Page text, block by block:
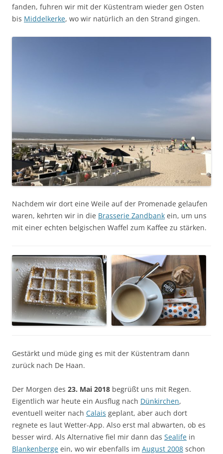
fanden, fuhren wir mit der Küstentram wieder gen Osten
bis Middelkerke, wo wir natürlich an den Strand gingen.
Nachdem wir dort eine Weile auf der Promenade gelaufen
waren, kehrten wir in die Brasserie Zandbank ein, um uns
mit einer echten belgischen Waffel zum Kaffee zu stärken.
Gestärkt und müde ging es mit der Küstentram dann
zurück nach De Haan.
Der Morgen des 23. Mai 2018 begrüßt uns mit Regen.
Eigentlich war heute ein Ausflug nach Dünkirchen,
eventuell weiter nach Calais geplant, aber auch dort
regnete es laut Wetter-App. Also erst mal abwarten, ob es
besser wird. Als Alternative fiel mir dann das Sealife in
Blankenberge ein, wo wir ebenfalls im August 2008 schon